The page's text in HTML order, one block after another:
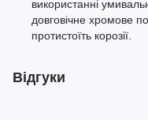
використанні
довговічне хромове
протистоїть корозії.
Відгуки